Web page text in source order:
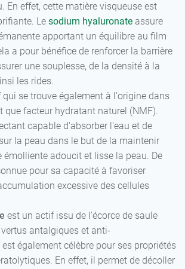
En effet, cette matière visqueuse est
Le sodium hyaluronate assure
apportant un équilibre au film
a pour bénéfice de renforcer la barrière
une souplesse, de la densité à la
les rides.
se trouve également à l'origine dans
que facteur hydratant naturel (NMF).
capable d'absorber l'eau et de
la peau dans le but de la maintenir
émolliente adoucit et lisse la peau. De
pour sa capacité à favoriser
excessive des cellules
est un actif issu de l'écorce de saule
antalgiques et anti-
également célèbre pour ses propriétés
En effet, il permet de décoller